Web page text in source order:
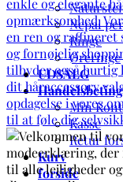
Nepal
Ringe
Øreringe
UDSALG
Min
Kasse
Retur
Kurv
forside